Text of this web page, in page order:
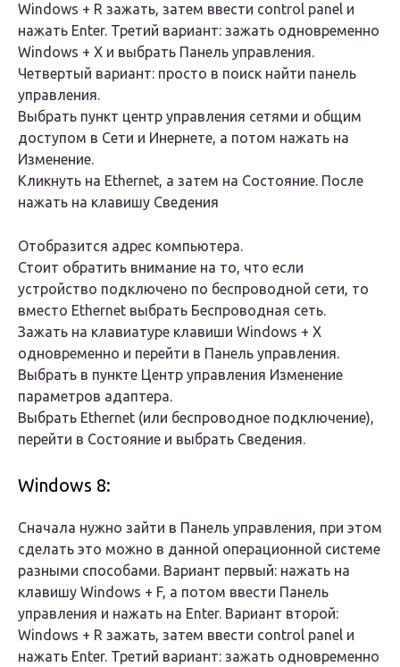
Windows + R зажать, затем ввести control panel и
нажать Enter. Третий вариант: зажать одновременно
Windows + X и выбрать Панель управления.
Четвертый вариант: просто в поиск найти панель
управления.
Выбрать пункт центр управления сетями и общим
доступом в Сети и Инернете, а потом нажать на
Изменение.
Кликнуть на Ethernet, а затем на Состояние. После
нажать на клавишу Сведения
Отобразится адрес компьютера.
Стоит обратить внимание на то, что если
устройство подключено по беспроводной сети, то
вместо Ethernet выбрать Беспроводная сеть.
Зажать на клавиатуре клавиши Windows + X
одновременно и перейти в Панель управления.
Выбрать в пункте Центр управления Изменение
параметров адаптера.
Выбрать Ethernet (или беспроводное подключение),
перейти в Состояние и выбрать Сведения.
Windows 8:
Сначала нужно зайти в Панель управления, при этом
сделать это можно в данной операционной системе
разными способами. Вариант первый: нажать на
клавишу Windows + F, а потом ввести Панель
управления и нажать на Enter. Вариант второй:
Windows + R зажать, затем ввести control panel и
нажать Enter. Третий вариант: зажать одновременно